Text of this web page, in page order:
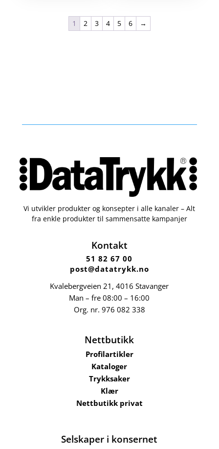
1 2 3 4 5 6 →
Vi utvikler produkter og konsepter i alle kanaler – Alt
fra enkle produkter til sammensatte kampanjer
Kontakt
51 82 67 00
post@datatrykk.no
Kvalebergveien 21 , 4016 Stavanger
Man – fre 08:00 – 16:00
Org. nr. 976 082 338
Nettbutikk
Profilartikler
Kataloger
Trykksaker
Klær
Nettbutikk privat
Selskaper i konsernet